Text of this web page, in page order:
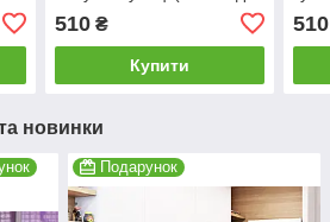
коричневий 600*2000мм
510₴
Купити
510
новинки
Подарунок